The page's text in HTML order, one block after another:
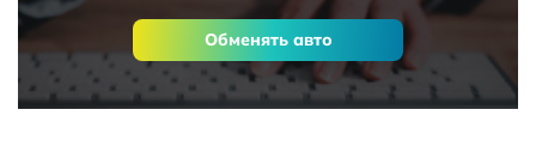
Обменять авто